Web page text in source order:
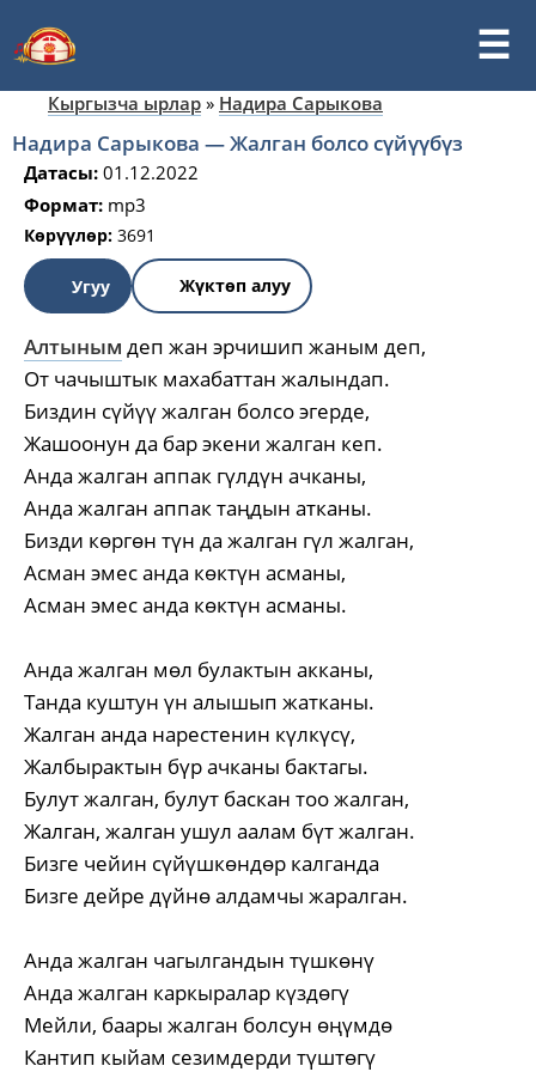
Кыргызча ырлар » Надира Сарыкова
Надира Сарыкова — Жалган болсо сүйүүбүз
Датасы: 01.12.2022
Формат: mp3
Көрүүлөр: 3691
Угуу Жүктөп алуу
Алтыным деп жан эрчишип жаным деп,
От чачыштык махабаттан жалындап.
Биздин сүйүү жалган болсо эгерде,
Жашоонун да бар экени жалган кеп.
Анда жалган аппак гүлдүн ачканы,
Анда жалган аппак таңдын атканы.
Бизди көргөн түн да жалган гүл жалган,
Асман эмес анда көктүн асманы,
Асман эмес анда көктүн асманы.
Анда жалган мөл булактын акканы,
Танда куштун үн алышып жатканы.
Жалган анда нарестенин күлкүсү,
Жалбырактын бүр ачканы бактагы.
Булут жалган, булут баскан тоо жалган,
Жалган, жалган ушул аалам бүт жалган.
Бизге чейин сүйүшкөндөр калганда
Бизге дейре дүйнө алдамчы жаралган.
Анда жалган чагылгандын түшкөнү
Анда жалган каркыралар күздөгү
Мейли, баары жалган болсун өңүмдө
Кантип кыйам сезимдерди түштөгү